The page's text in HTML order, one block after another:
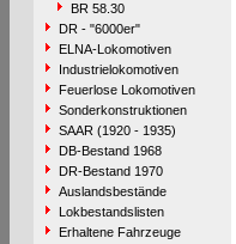
BR 58.30
DR - "6000er"
ELNA-Lokomotiven
Industrielokomotiven
Feuerlose Lokomotiven
Sonderkonstruktionen
SAAR (1920 - 1935)
DB-Bestand 1968
DR-Bestand 1970
Auslandsbestände
Lokbestandslisten
Erhaltene Fahrzeuge